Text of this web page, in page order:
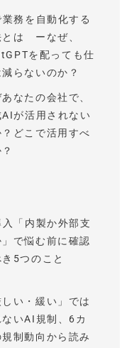
務を自動化する
とは ーなぜ、
を配っても仕
らないのか？
なたの会社で、
が活用されない
どこで活用すべ
「内製か外部支
で悩む前に確認
5つのこと
しい・緩い」では
いAI規制、6カ
規制動向から読み